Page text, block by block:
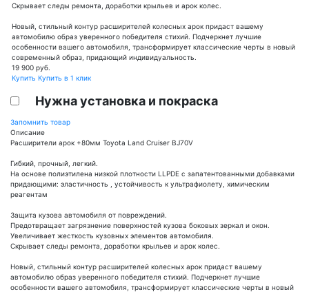
Скрывает следы ремонта, доработки крыльев и арок колес.
Новый, стильный контур расширителей колесных арок придаст вашему
автомобилю образ уверенного победителя стихий. Подчеркнет лучшие
особенности вашего автомобиля, трансформирует классические черты в новый
современный образ, придающий индивидуальность.
19 900 руб.
Купить Купить в 1 клик
Нужна установка и покраска
Запомнить товар
Описание
Расширители арок +80мм Toyota Land Cruiser BJ70V
Гибкий, прочный, легкий.
На основе полиэтилена низкой плотности LLPDE с запатентованными добавками
придающими: эластичность , устойчивость к ультрафиолету, химическим
реагентам
Защита кузова автомобиля от повреждений.
Предотвращает загрязнение поверхностей кузова боковых зеркал и окон.
Увеличивает жесткость кузовных элементов автомобиля.
Скрывает следы ремонта, доработки крыльев и арок колес.
Новый, стильный контур расширителей колесных арок придаст вашему
автомобилю образ уверенного победителя стихий. Подчеркнет лучшие
особенности вашего автомобиля, трансформирует классические черты в новый